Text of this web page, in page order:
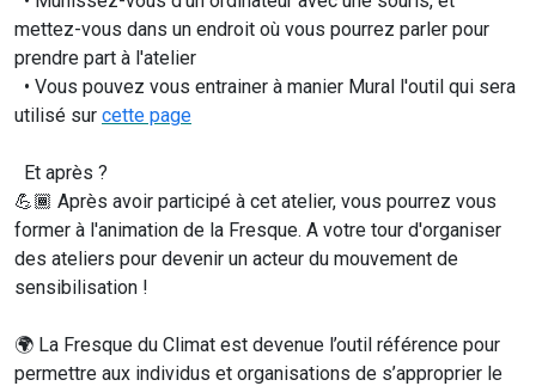
mettez-vous dans un endroit où vous pourrez parler pour
prendre part à l'atelier
• Vous pouvez vous entrainer à manier Mural l'outil qui sera
utilisé sur cette page
Et après ?
💪🏾 Après avoir participé à cet atelier, vous pourrez vous
former à l'animation de la Fresque. A votre tour d'organiser
des ateliers pour devenir un acteur du mouvement de
sensibilisation !
🌍 La Fresque du Climat est devenue l’outil référence pour
permettre aux individus et organisations de s’approprier le